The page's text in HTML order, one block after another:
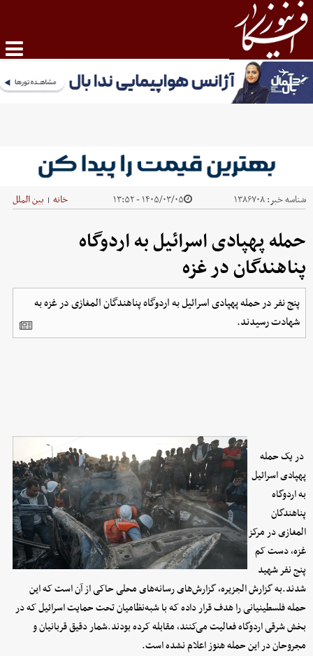
شناسه خبر:۱۳۸۶۷۰۸ ۱۴۰۵/۰۳/۰۵ - ۱۳:۵۲ خانه | بین الملل
حمله پهپادی اسرائیل به اردوگاه
پناهندگان در غزه
پنج نفر در حمله پهپادی اسرائیل به اردوگاه پناهندگان المغازی در غزه به
شهادت رسیدند.
در یک حمله
پهپادی اسرائیل
به اردوگاه
پناهندگان
المغازی در مرکز
غزه، دست کم
پنج نفر شهید
شدند.به گزارش الجزیره، گزارش‌های رسانه‌های محلی حاکی از آن است که این
حمله فلسطینیانی را هدف قرار داده که با شبه‌نظامیان تحت حمایت اسرائیل که در
بخش شرقی اردوگاه فعالیت می‌کنند، مقابله کرده بودند.شمار دقیق قربانیان و
مجروحان در این حمله هنوز اعلام نشده است.